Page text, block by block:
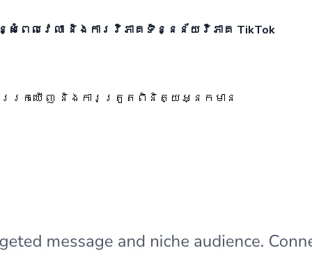
សំពេលវេលា និងការវិភាគទិន្នន័យវិភាគ TikTok
ររកឃើញ និងការត្រួតពិនិត្យអ្នកមាន